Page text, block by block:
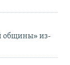
общины» из-